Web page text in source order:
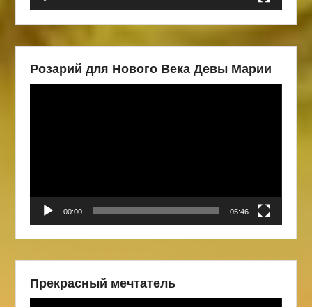
Розарий для Нового Века Девы Марии
00:00 05:46
Прекрасный мечтатель